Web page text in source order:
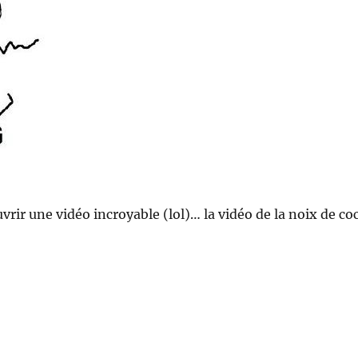
une vidéo incroyable (lol)… la vidéo de la noix de